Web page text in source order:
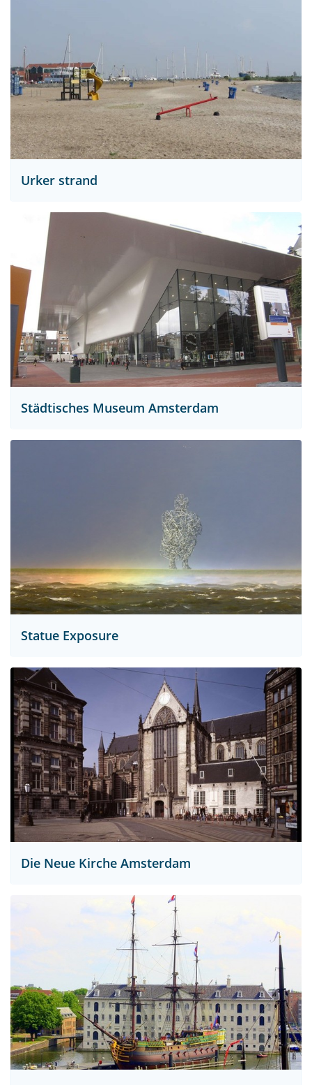
Urker strand
Städtisches Museum Amsterdam
Statue Exposure
Die Neue Kirche Amsterdam